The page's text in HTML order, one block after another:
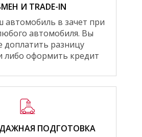
И TRADE-IN
в зачет при
автомобиля. Вы
доплатить разницу
либо оформить кредит
ПОДГОТОВКА